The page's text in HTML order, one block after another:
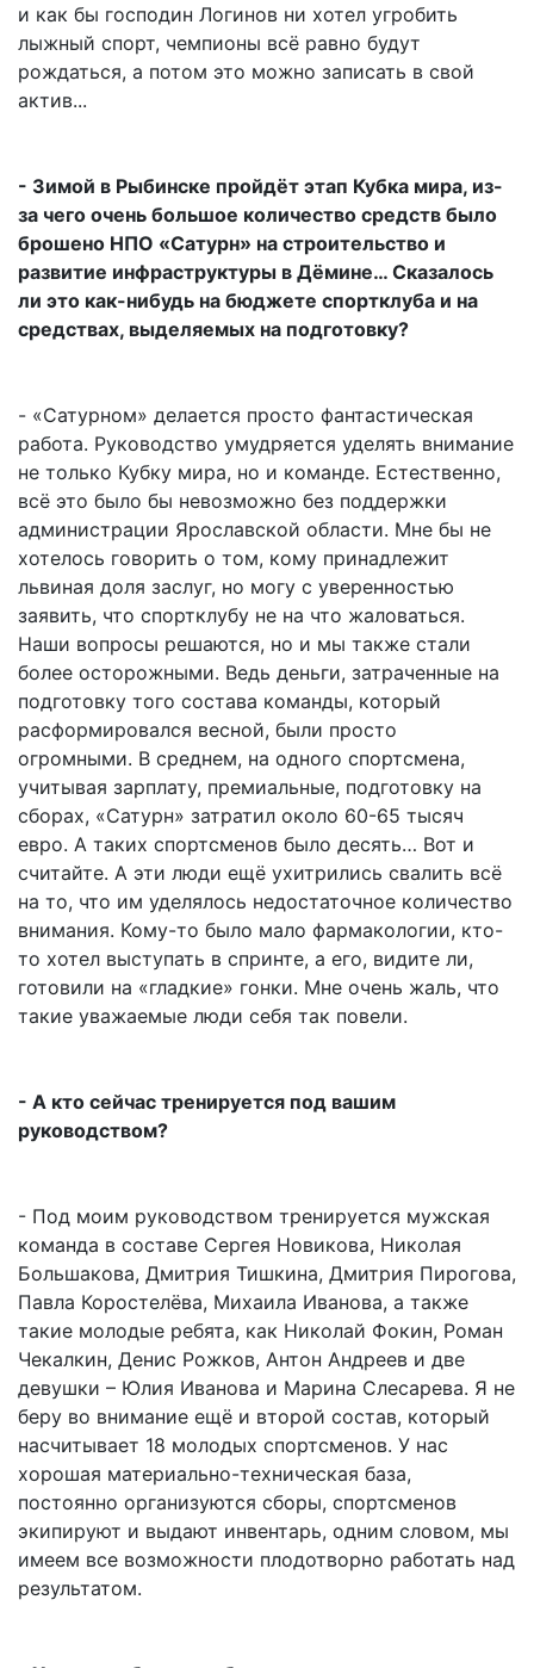
и как бы господин Логинов ни хотел угробить
лыжный спорт, чемпионы всё равно будут
рождаться, а потом это можно записать в свой
актив...
- Зимой в Рыбинске пройдёт этап Кубка мира, из-
за чего очень большое количество средств было
брошено НПО «Сатурн» на строительство и
развитие инфраструктуры в Дёмине… Сказалось
ли это как-нибудь на бюджете спортклуба и на
средствах, выделяемых на подготовку?
- «Сатурном» делается просто фантастическая
работа. Руководство умудряется уделять внимание
не только Кубку мира, но и команде. Естественно,
всё это было бы невозможно без поддержки
администрации Ярославской области. Мне бы не
хотелось говорить о том, кому принадлежит
львиная доля заслуг, но могу с уверенностью
заявить, что спортклубу не на что жаловаться.
Наши вопросы решаются, но и мы также стали
более осторожными. Ведь деньги, затраченные на
подготовку того состава команды, который
расформировался весной, были просто
огромными. В среднем, на одного спортсмена,
учитывая зарплату, премиальные, подготовку на
сборах, «Сатурн» затратил около 60-65 тысяч
евро. А таких спортсменов было десять… Вот и
считайте. А эти люди ещё ухитрились свалить всё
на то, что им уделялось недостаточное количество
внимания. Кому-то было мало фармакологии, кто-
то хотел выступать в спринте, а его, видите ли,
готовили на «гладкие» гонки. Мне очень жаль, что
такие уважаемые люди себя так повели.
- А кто сейчас тренируется под вашим
руководством?
- Под моим руководством тренируется мужская
команда в составе Сергея Новикова, Николая
Большакова, Дмитрия Тишкина, Дмитрия Пирогова,
Павла Коростелёва, Михаила Иванова, а также
такие молодые ребята, как Николай Фокин, Роман
Чекалкин, Денис Рожков, Антон Андреев и две
девушки – Юлия Иванова и Марина Слесарева. Я не
беру во внимание ещё и второй состав, который
насчитывает 18 молодых спортсменов. У нас
хорошая материально-техническая база,
постоянно организуются сборы, спортсменов
экипируют и выдают инвентарь, одним словом, мы
имеем все возможности плодотворно работать над
результатом.